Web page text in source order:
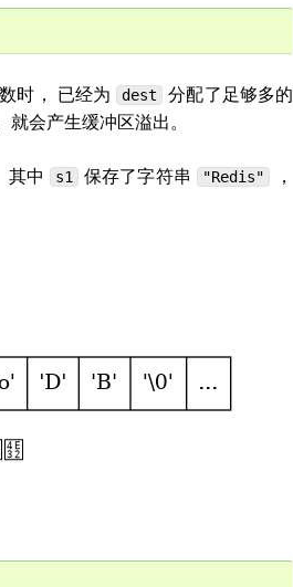
时， 已经为 dest
分配了足够多的
会产生缓冲区溢出。
其中 s1 保存了字符串 "Redis"
，